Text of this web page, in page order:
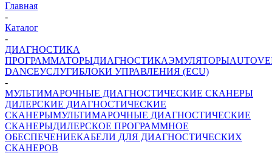
Главная
-
Каталог
-
ДИАГНОСТИКА
ПРОГРАММАТОРЫДИАГНОСТИКАЭМУЛЯТОРЫ
DANCEУСЛУГИБЛОКИ УПРАВЛЕНИЯ (ECU)
-
МУЛЬТИМАРОЧНЫЕ ДИАГНОСТИЧЕСКИЕ СКАНЕРЫ
ДИЛЕРСКИЕ ДИАГНОСТИЧЕСКИЕ
СКАНЕРЫМУЛЬТИМАРОЧНЫЕ ДИАГНОСТИЧЕСКИЕ
СКАНЕРЫДИЛЕРСКОЕ ПРОГРАММНОЕ
ОБЕСПЕЧЕНИЕКАБЕЛИ ДЛЯ ДИАГНОСТИЧЕСКИХ
СКАНЕРОВ